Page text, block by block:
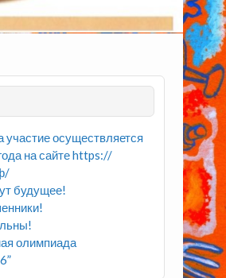
участие осуществляется
на сайте https://
будущее!
олимпиада